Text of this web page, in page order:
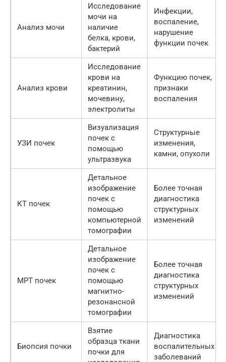
Анализ мочи
Исследование
мочи на
наличие
белка, крови,
бактерий
Инфекции,
воспаление,
нарушение
функции почек
Анализ крови
Исследование
крови на
креатинин,
мочевину,
электролиты
Функцию почек,
признаки
воспаления
УЗИ почек
Визуализация
почек с
помощью
ультразвука
Структурные
изменения,
камни, опухоли
КТ почек
Детальное
изображение
почек с
помощью
компьютерной
томографии
Более точная
диагностика
структурных
изменений
МРТ почек
Детальное
изображение
почек с
помощью
магнитно-
резонансной
томографии
Более точная
диагностика
структурных
изменений
Биопсия почки
Взятие
образца ткани
почки для
Диагностика
воспалительных
заболеваний